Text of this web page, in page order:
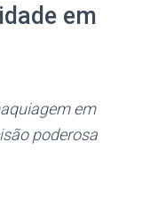
em
em
poderosa